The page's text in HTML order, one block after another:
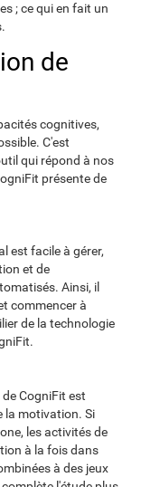
; ce qui en fait un
de
cognitives,
C'est
qui répond à nos
présente de
est facile à gérer,
et de
Ainsi, il
commencer à
de la technologie
CogniFit est
la motivation. Si
les activités de
à la fois dans
à des jeux